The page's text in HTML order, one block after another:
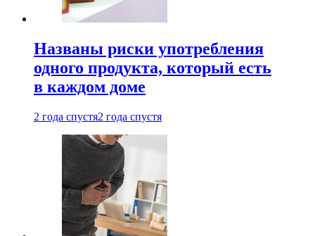
Названы риски употребления
одного продукта, который есть
в каждом доме
2 года спустя2 года спустя